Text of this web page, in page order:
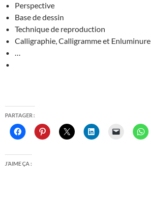
Perspective
Base de dessin
Technique de reproduction
Calligraphie, Calligramme et Enluminure
…
PARTAGER :
J’AIME ÇA :